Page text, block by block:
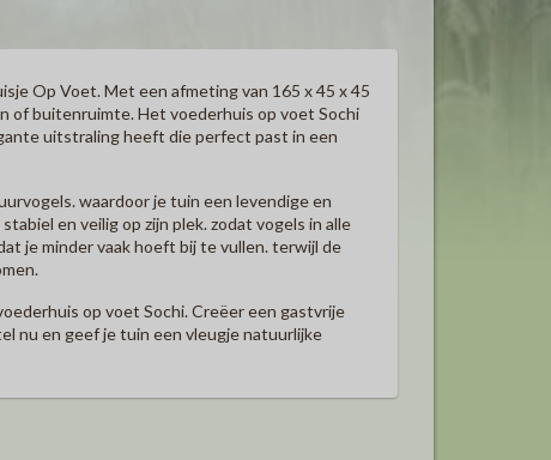
Op Voet. Met een afmeting van 165 x 45 x 45
of buitenruimte. Het voederhuis op voet Sochi
uitstraling heeft die perfect past in een
waardoor je tuin een levendige en
en veilig op zijn plek. zodat vogels in alle
je minder vaak hoeft bij te vullen. terwijl de
op voet Sochi. Creëer een gastvrije
nu en geef je tuin een vleugje natuurlijke